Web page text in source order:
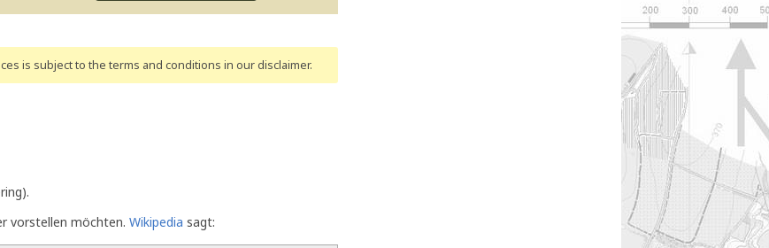
is subject to the terms and conditions in our disclaimer.
vorstellen möchten. Wikipedia sagt: